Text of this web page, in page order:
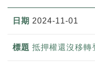
2024-11-01
抵押權還沒移轉